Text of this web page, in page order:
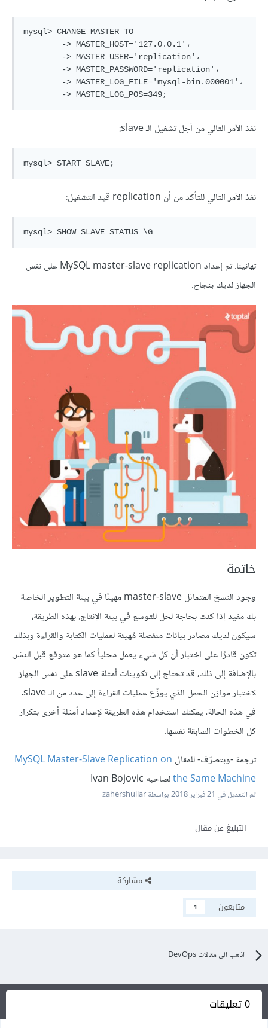
mysql> CHANGE MASTER TO
	-> MASTER_LOG_POS=349;
نفذ الأمر التالي من أجل تشغيل الـ slave:
mysql> START SLAVE;
نفذ الأمر التالي للتأكد من أن replication قيد التشغيل:
mysql> SHOW SLAVE STATUS \G
تهانينا. تم إعداد MySQL master-slave replication على نفس
الجهاز لديك بنجاح.
خاتمة
وجود النسخ المتماثل master-slave مهيئًا في بيئة التطوير الخاصة
بك مفيد إذا كنت بحاجة لحل للتوسع في بيئة الإنتاج. بهذه الطريقة،
سيكون لديك مصادر بيانات منفصلة مُهيئة لعمليات الكتابة والقراءة وبذلك
تكون قادرًا على اختبار أن كل شيء يعمل محلياً كما هو متوقع قبل النشر.
بالإضافة إلى ذلك، قد تحتاج إلى تكوينات أمثلة slave على نفس الجهاز
لاختبار موازن الحمل الذي يوزّع عمليات القراءة إلى عدد من الـ slave.
في هذه الحالة، يمكنك استخدام هذه الطريقة لإعداد أمثلة أخرى بتكرار
كل الخطوات السابقة نفسها.
ترجمة -وبتصرّف- للمقال MySQL Master-Slave Replication on
the Same Machineلصاحبه Ivan Bojovic
تم التعديل في 21 فبراير 2018 بواسطة zahershullar
التبليغ عن مقال
مشاركة
متابعون
1
اذهب الى مقالات DevOps
0 تعليقات